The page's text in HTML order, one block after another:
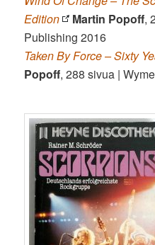
Edition
Martin Popoff,
Publishing 2016
Taken By Force – Sixty
Popoff, 288 sivua |